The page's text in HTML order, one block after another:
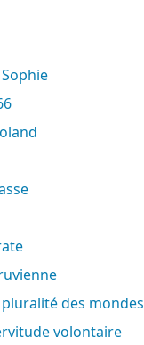
pluralité des mondes
volontaire